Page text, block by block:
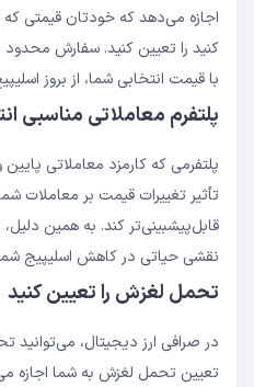
اجازه می‌دهد که خودتان قیمتی که
کنید را تعیین کنید. سفارش
با قیمت انتخابی شما، از بروز
پلتفرم معاملاتی مناسبی
پلتفرمی که کارمزد معاملاتی پایین
تأثیر تغییرات قیمت بر معاملات
قابل‌پیشبینی‌تر کند. به همین
نقشی حیاتی در کاهش اسلیپیج
تحمل لغزش را تعیین کنید
در صرافی ارز دیجیتال، می‌توانید
تعیین تحمل لغزش به شما اجازه